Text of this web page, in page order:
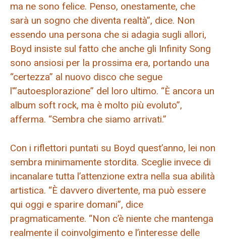
ma ne sono felice. Penso, onestamente, che
sarà un sogno che diventa realtà”, dice. Non
essendo una persona che si adagia sugli allori,
Boyd insiste sul fatto che anche gli Infinity Song
sono ansiosi per la prossima era, portando una
“certezza” al nuovo disco che segue
l'”autoesplorazione” del loro ultimo. “È ancora un
album soft rock, ma è molto più evoluto”,
afferma. “Sembra che siamo arrivati.”
Con i riflettori puntati su Boyd quest’anno, lei non
sembra minimamente stordita. Sceglie invece di
incanalare tutta l’attenzione extra nella sua abilità
artistica. “È davvero divertente, ma può essere
qui oggi e sparire domani”, dice
pragmaticamente. “Non c’è niente che mantenga
realmente il coinvolgimento e l’interesse delle